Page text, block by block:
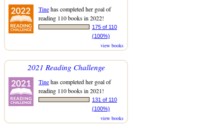
Tinehas completed her goal of
reading 110 books in 2022!
175 of 110
(100%)
view books
2021 Reading Challenge
Tinehas completed her goal of
reading 110 books in 2021!
131 of 110
(100%)
view books